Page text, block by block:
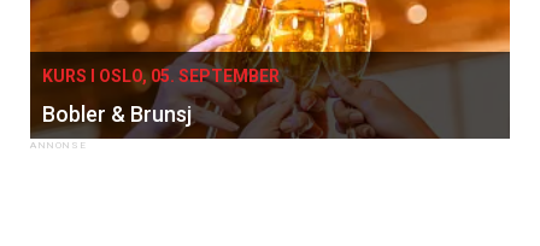
KURS I OSLO, 05. SEPTEMBER
Bobler & Brunsj